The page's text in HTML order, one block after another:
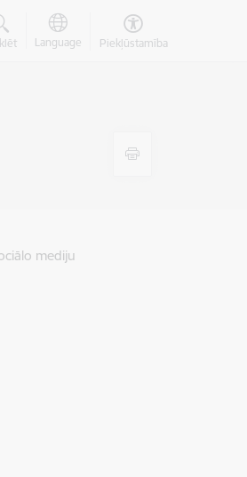
Language Piekļūstamība
mediju